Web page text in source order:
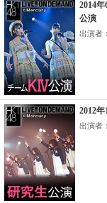
2014
公演
出演者
2012
出演者